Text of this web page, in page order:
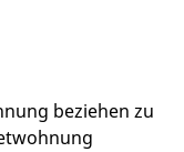
beziehen zu